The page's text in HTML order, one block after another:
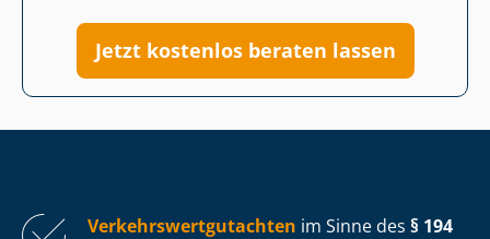
Jetzt kostenlos beraten lassen
Ver­kehrs­wert­gut­ach­ten im Sinne des § 194